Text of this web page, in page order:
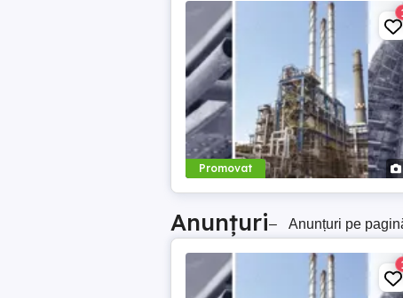
Promovat
Anunțuri– Anunțuri pe